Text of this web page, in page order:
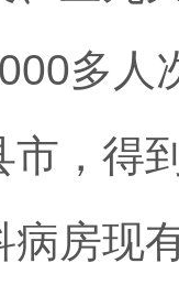
多人
市，得
现有